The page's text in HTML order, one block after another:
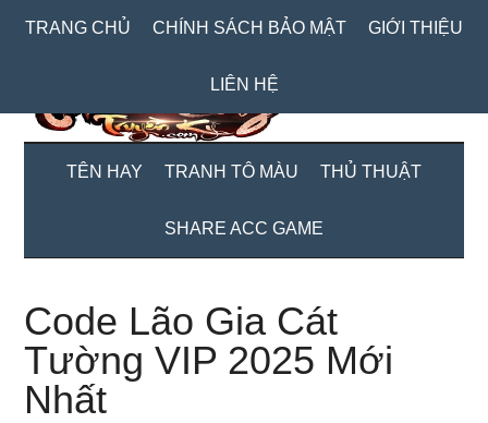
TRANG CHỦ CHÍNH SÁCH BẢO MẬT GIỚI THIỆU
LIÊN HỆ
TÊN HAY TRANH TÔ MÀU THỦ THUẬT
SHARE ACC GAME
Code Lão Gia Cát
Tường VIP 2025 Mới
Nhất